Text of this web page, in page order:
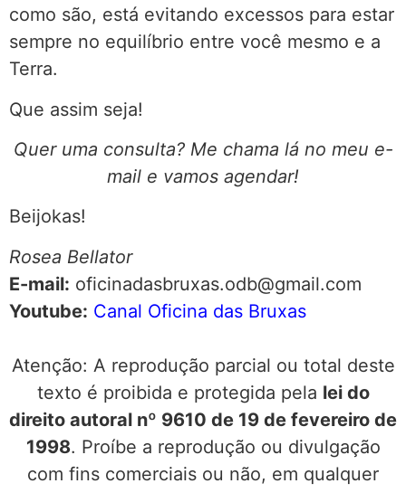
como são, está evitando excessos para estar
sempre no equilíbrio entre você mesmo e a
Terra.
Que assim seja!
Quer uma consulta? Me chama lá no meu e-
mail e vamos agendar!
Beijokas!
Rosea Bellator
E-mail: oficinadasbruxas.odb@gmail.com
Youtube: Canal Oficina das Bruxas
Atenção: A reprodução parcial ou total deste
texto é proibida e protegida pela lei do
direito autoral nº 9610 de 19 de fevereiro de
1998. Proíbe a reprodução ou divulgação
com fins comerciais ou não, em qualquer